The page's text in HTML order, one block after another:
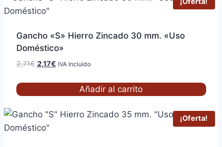
Gancho «S» Hierro Zincado 30 mm. «Uso
Doméstico»
2,71€ El
era:
2,71€.
2,17€El
es:
2,17€.
IVA Incluido
Añadir al carrito
¡Oferta!